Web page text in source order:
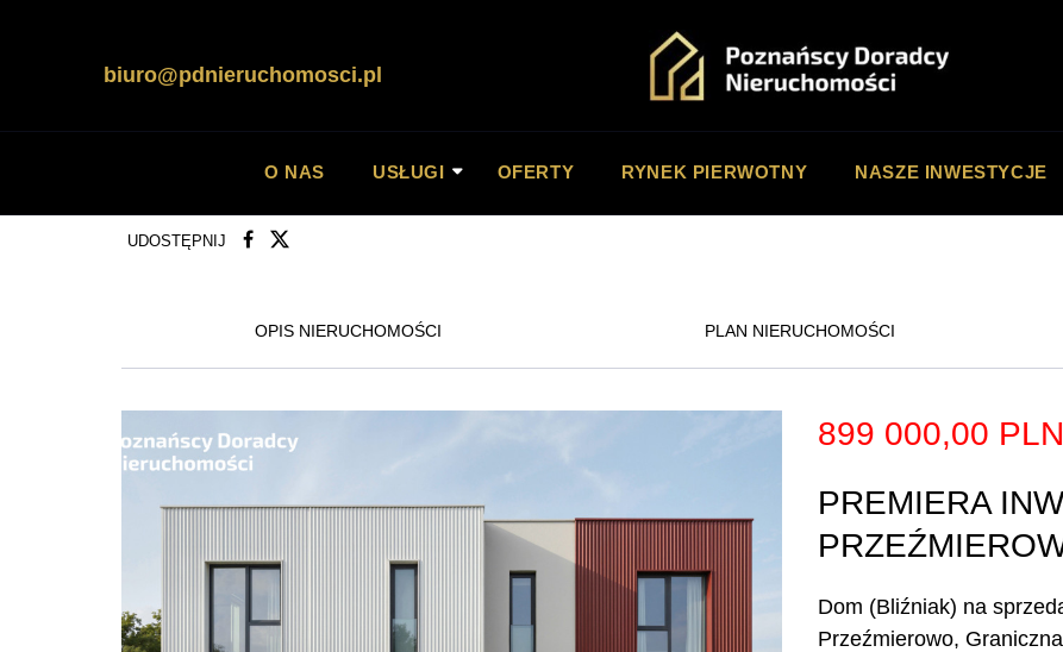
biuro@pdnieruchomosci.pl
O NAS USŁUGI OFERTY RYNEK PIERWOTNY NASZE INWESTYCJE
UDOSTĘPNIJ
OPIS NIERUCHOMOŚCI PLAN NIERUCHOMOŚCI
899 000,00 PLN
PREMIERA
Dom (Bliźniak) na
Przeźmierowo, Graniczna